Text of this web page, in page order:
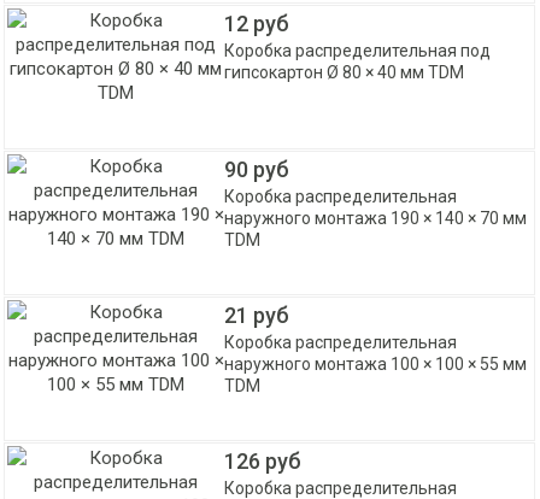
12 руб
Коробка распределительная под
гипсокартон Ø 80 × 40 мм TDM
90 руб
Коробка распределительная
наружного монтажа 190 × 140 × 70 мм
TDM
21 руб
Коробка распределительная
наружного монтажа 100 × 100 × 55 мм
TDM
126 руб
Коробка распределительная